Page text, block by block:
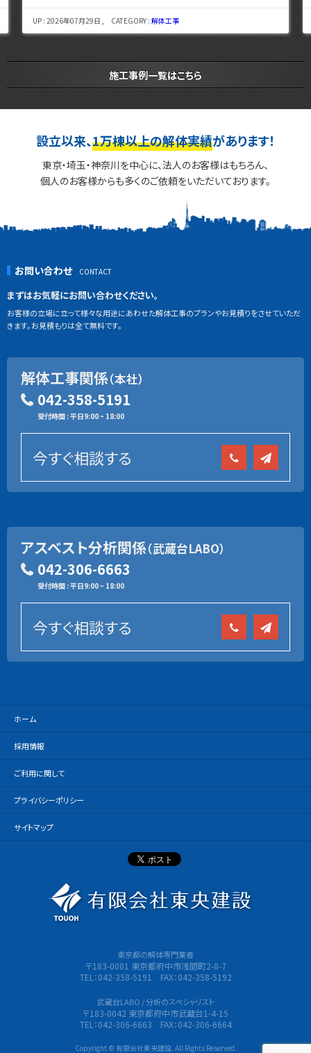
UP : 2026年07月29日 , CATEGORY :解体工事
施工事例一覧はこちら
設立以来、1万棟以上の解体実績があります！
東京・埼玉・神奈川を中心に、法人のお客様はもちろん、
個人のお客様からも多くのご依頼をいただいております。
お問い合わせ
まずはお気軽にお問い合わせください。
お客様の立場に立って様々な用途にあわせた解体工事のプランやお見積りをさせていただ
きます。お見積もりは全て無料です。
解体工事関係（本社）
042-358-5191
受付時間 : 平日9:00 ~ 18:00
今すぐ相談する
アスベスト分析関係（武蔵台LABO）
042-306-6663
受付時間 : 平日9:00 ~ 18:00
今すぐ相談する
ホーム
採用情報
ご利用に関して
プライバシーポリシー
サイトマップ
東京都の解体専門業者
〒183-0001 東京都府中市浅間町2-8-7
TEL：042-358-5191 FAX：042-358-5192
武蔵台LABO / 分析のスペシャリスト
〒183-0042 東京都府中市武蔵台1-4-15
TEL：042-306-6663 FAX：042-306-6664
Copyright © 有限会社東央建設. All Rights Reserved.